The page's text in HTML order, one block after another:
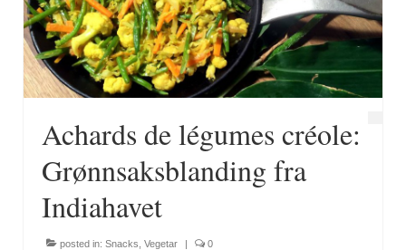
Fugl
Gryteretter
Snacks
Supper
Vegetar
Achards de légumes créole:
Grønnsaksblanding fra
Indiahavet
posted in: Snacks Vegetar | 0